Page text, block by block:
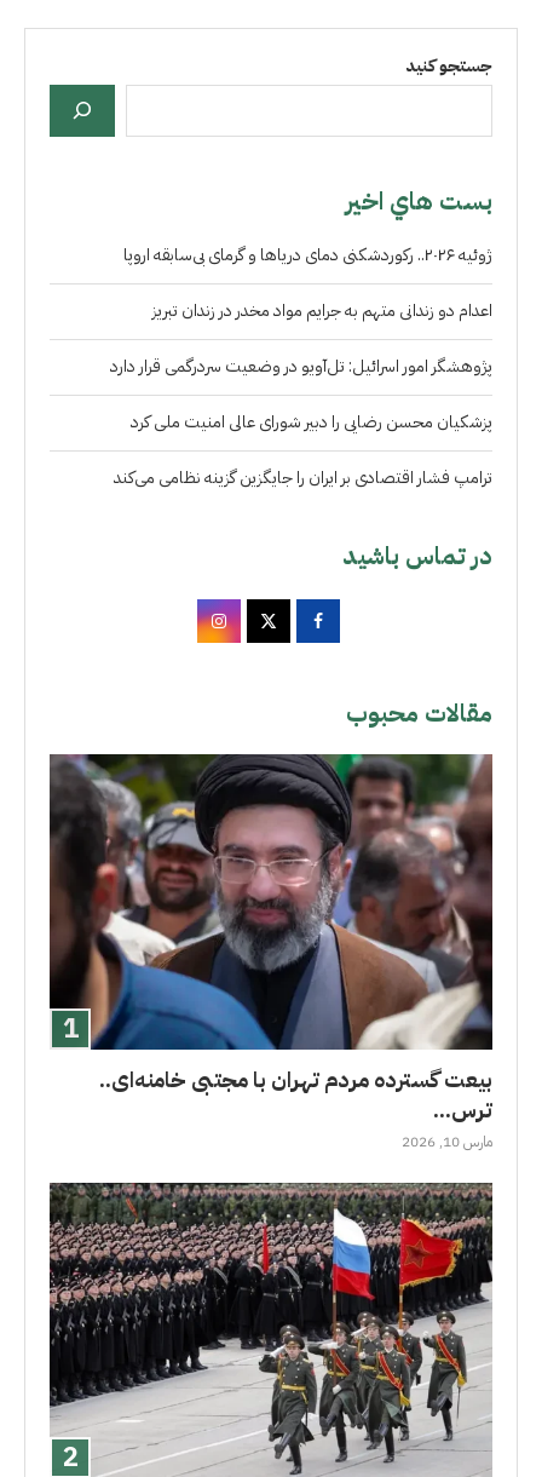
جستجو کنید
بست هاي اخير
ژوئیه ۲۰۲۶.. رکوردشکنی دمای دریاها و گرمای بی‌سابقه اروپا
اعدام دو زندانی متهم به جرایم مواد مخدر در زندان تبریز
پژوهشگر امور اسرائیل: تل‌آویو در وضعیت سردرگمی قرار دارد
پزشکیان محسن رضایی را دبیر شورای عالی امنیت ملی کرد
ترامپ فشار اقتصادی بر ایران را جایگزین گزینه نظامی می‌کند
در تماس باشید
مقالات محبوب
بیعت گسترده مردم تهران با مجتبی خامنه‌ای..
ترس...
مارس 10, 2026